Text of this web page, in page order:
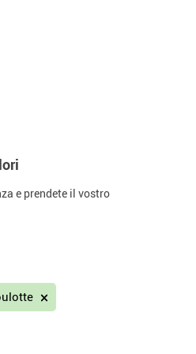
e prendete il vostro